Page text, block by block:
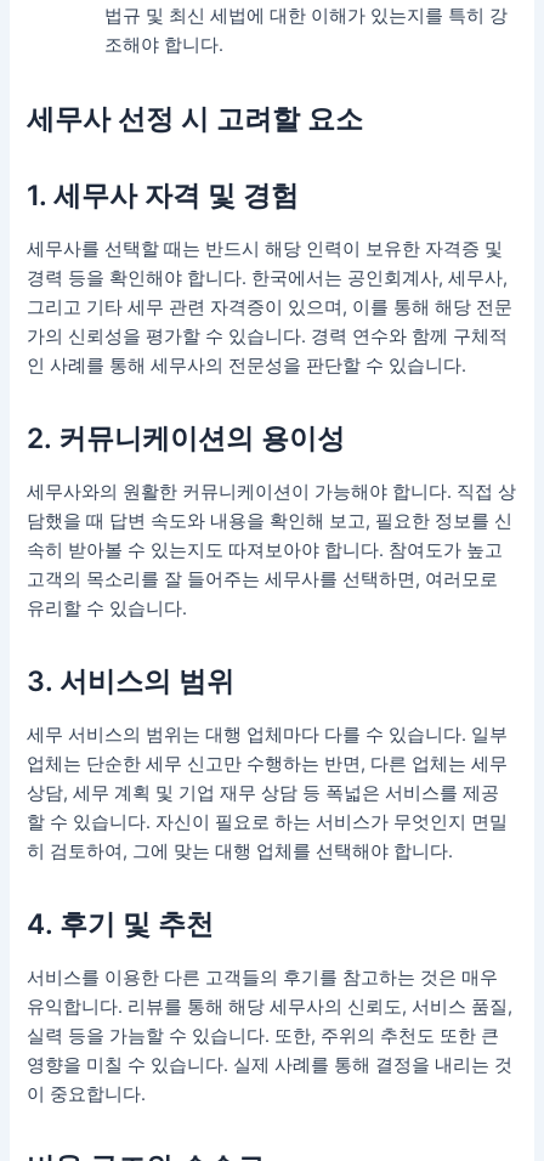
법규 및 최신 세법에 대한 이해가 있는지를 특히 강
조해야 합니다.
세무사 선정 시 고려할 요소
1. 세무사 자격 및 경험
세무사를 선택할 때는 반드시 해당 인력이 보유한 자격증 및
경력 등을 확인해야 합니다. 한국에서는 공인회계사, 세무사,
그리고 기타 세무 관련 자격증이 있으며, 이를 통해 해당 전문
가의 신뢰성을 평가할 수 있습니다. 경력 연수와 함께 구체적
인 사례를 통해 세무사의 전문성을 판단할 수 있습니다.
2. 커뮤니케이션의 용이성
세무사와의 원활한 커뮤니케이션이 가능해야 합니다. 직접 상
담했을 때 답변 속도와 내용을 확인해 보고, 필요한 정보를 신
속히 받아볼 수 있는지도 따져보아야 합니다. 참여도가 높고
고객의 목소리를 잘 들어주는 세무사를 선택하면, 여러모로
유리할 수 있습니다.
3. 서비스의 범위
세무 서비스의 범위는 대행 업체마다 다를 수 있습니다. 일부
업체는 단순한 세무 신고만 수행하는 반면, 다른 업체는 세무
상담, 세무 계획 및 기업 재무 상담 등 폭넓은 서비스를 제공
할 수 있습니다. 자신이 필요로 하는 서비스가 무엇인지 면밀
히 검토하여, 그에 맞는 대행 업체를 선택해야 합니다.
4. 후기 및 추천
서비스를 이용한 다른 고객들의 후기를 참고하는 것은 매우
유익합니다. 리뷰를 통해 해당 세무사의 신뢰도, 서비스 품질,
실력 등을 가늠할 수 있습니다. 또한, 주위의 추천도 또한 큰
영향을 미칠 수 있습니다. 실제 사례를 통해 결정을 내리는 것
이 중요합니다.